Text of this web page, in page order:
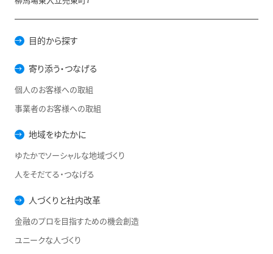
目的から探す
寄り添う・つなげる
個人のお客様への取組
事業者のお客様への取組
地域をゆたかに
ゆたかでソーシャルな地域づくり
人をそだてる・つなげる
人づくりと社内改革
金融のプロを目指すための機会創造
ユニークな人づくり